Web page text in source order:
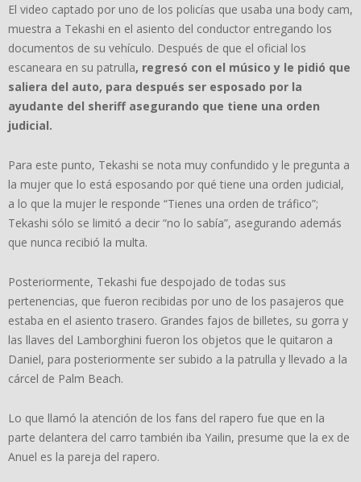
El video captado por uno de los policías que usaba una body cam,
muestra a Tekashi en el asiento del conductor entregando los
documentos de su vehículo. Después de que el oficial los
escaneara en su patrulla, regresó con el músico y le pidió que
saliera del auto, para después ser esposado por la
ayudante del sheriff asegurando que tiene una orden
judicial.
Para este punto, Tekashi se nota muy confundido y le pregunta a
la mujer que lo está esposando por qué tiene una orden judicial,
a lo que la mujer le responde “Tienes una orden de tráfico”;
Tekashi sólo se limitó a decir “no lo sabía”, asegurando además
que nunca recibió la multa.
Posteriormente, Tekashi fue despojado de todas sus
pertenencias, que fueron recibidas por uno de los pasajeros que
estaba en el asiento trasero. Grandes fajos de billetes, su gorra y
las llaves del Lamborghini fueron los objetos que le quitaron a
Daniel, para posteriormente ser subido a la patrulla y llevado a la
cárcel de Palm Beach.
Lo que llamó la atención de los fans del rapero fue que en la
parte delantera del carro también iba Yailin, presume que la ex de
Anuel es la pareja del rapero.